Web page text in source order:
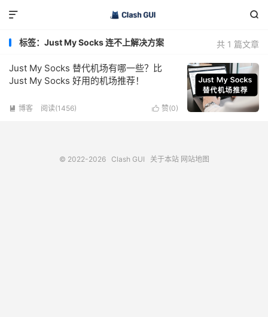


共 1 篇文章
标签：Just My Socks 连不上解决方案
Just My Socks 替代机场有哪一些？比
Just My Socks 好用的机场推荐！
 赞(0)
 博客 阅读(1456)
© 2022-2026 Clash GUI 关于本站 网站地图